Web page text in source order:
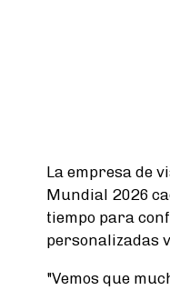
La empresa de
Mundial 2026
tiempo para
personalizadas
"Vemos que